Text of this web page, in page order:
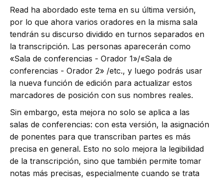
Read ha abordado este tema en su última versión,
por lo que ahora varios oradores en la misma sala
tendrán su discurso dividido en turnos separados en
la transcripción. Las personas aparecerán como
«Sala de conferencias - Orador 1»/«Sala de
conferencias - Orador 2» /etc., y luego podrás usar
la nueva función de edición para actualizar estos
marcadores de posición con sus nombres reales.
Sin embargo, esta mejora no solo se aplica a las
salas de conferencias: con esta versión, la asignación
de ponentes para que transcriban partes es más
precisa en general. Esto no solo mejora la legibilidad
de la transcripción, sino que también permite tomar
notas más precisas, especialmente cuando se trata